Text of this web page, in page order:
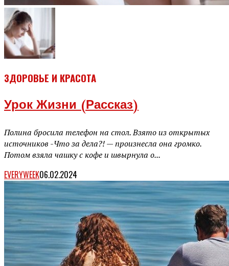
ЗДОРОВЬЕ И КРАСОТА
Урок Жизни (рассказ)
Полина бросила телефон на стол. Взято из открытых
источников -Что за дела?! — произнесла она громко.
Потом взяла чашку с кофе и швырнула о...
EVERYWEEK06.02.2024